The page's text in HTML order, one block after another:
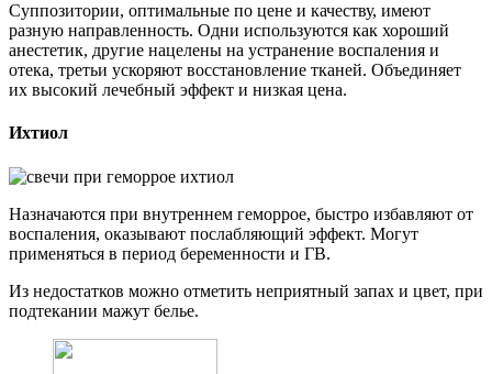
Суппозитории, оптимальные по цене и качеству, имеют
разную направленность. Одни используются как хороший
анестетик, другие нацелены на устранение воспаления и
отека, третьи ускоряют восстановление тканей. Объединяет
их высокий лечебный эффект и низкая цена.
Ихтиол
Назначаются при внутреннем геморрое, быстро избавляют от
воспаления, оказывают послабляющий эффект. Могут
применяться в период беременности и ГВ.
Из недостатков можно отметить неприятный запах и цвет, при
подтекании мажут белье.